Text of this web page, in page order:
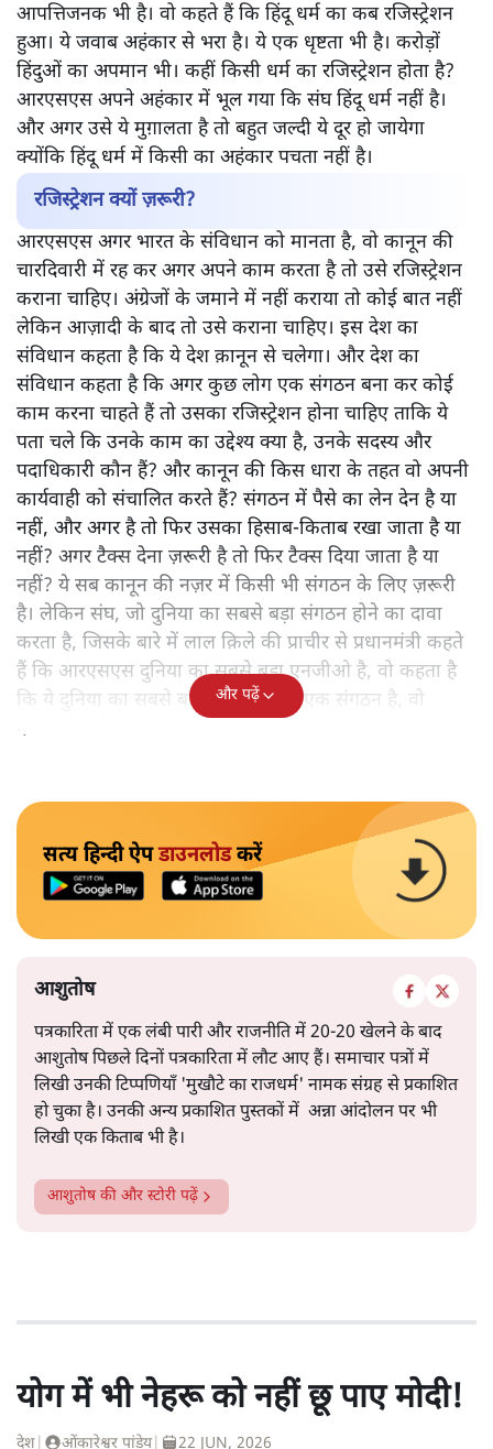
आपत्तिजनक भी है। वो कहते हैं कि हिंदू धर्म का कब रजिस्ट्रेशन
हुआ। ये जवाब अहंकार से भरा है। ये एक धृष्टता भी है। करोड़ों
हिंदुओं का अपमान भी। कहीं किसी धर्म का रजिस्ट्रेशन होता है?
आरएसएस अपने अहंकार में भूल गया कि संघ हिंदू धर्म नहीं है।
और अगर उसे ये मुग़ालता है तो बहुत जल्दी ये दूर हो जायेगा
क्योंकि हिंदू धर्म में किसी का अहंकार पचता नहीं है।
रजिस्ट्रेशन क्यों ज़रूरी?
आरएसएस अगर भारत के संविधान को मानता है, वो कानून की
चारदिवारी में रह कर अगर अपने काम करता है तो उसे रजिस्ट्रेशन
कराना चाहिए। अंग्रेजों के जमाने में नहीं कराया तो कोई बात नहीं
लेकिन आज़ादी के बाद तो उसे कराना चाहिए। इस देश का
संविधान कहता है कि ये देश क़ानून से चलेगा। और देश का
संविधान कहता है कि अगर कुछ लोग एक संगठन बना कर कोई
काम करना चाहते हैं तो उसका रजिस्ट्रेशन होना चाहिए ताकि ये
पता चले कि उनके काम का उद्देश्य क्या है, उनके सदस्य और
पदाधिकारी कौन हैं? और कानून की किस धारा के तहत वो अपनी
कार्यवाही को संचालित करते हैं? संगठन में पैसे का लेन देन है या
नहीं, और अगर है तो फिर उसका हिसाब-किताब रखा जाता है या
नहीं? अगर टैक्स देना ज़रूरी है तो फिर टैक्स दिया जाता है या
नहीं? ये सब कानून की नज़र में किसी भी संगठन के लिए ज़रूरी
है। लेकिन संघ, जो दुनिया का सबसे बड़ा संगठन होने का दावा
करता है, जिसके बारे में लाल क़िले की प्राचीर से प्रधानमंत्री कहते
हैं कि आरएसएस दुनिया का सबसे बड़ा एनजीओ है, वो कहता है
कि ये दुनिया का सबसे बड़ा झूठ है कि वो एक संगठन है, वो
एनजीओ नहीं है।
और पढ़ें
सत्य हिन्दी ऐपडाउनलोडकरें
आशुतोष
पत्रकारिता में एक लंबी पारी और राजनीति में 20-20 खेलने के बाद
आशुतोष पिछले दिनों पत्रकारिता में लौट आए हैं। समाचार पत्रों में
लिखी उनकी टिप्पणियाँ 'मुखौटे का राजधर्म' नामक संग्रह से प्रकाशित
हो चुका है। उनकी अन्य प्रकाशित पुस्तकों में अन्ना आंदोलन पर भी
लिखी एक किताब भी है।
आशुतोषकी और स्टोरी पढ़ें
योग में भी नेहरू को नहीं छू पाए मोदी!
देश ओंकारेश्वर पांडेय| 22 JUN, 2026